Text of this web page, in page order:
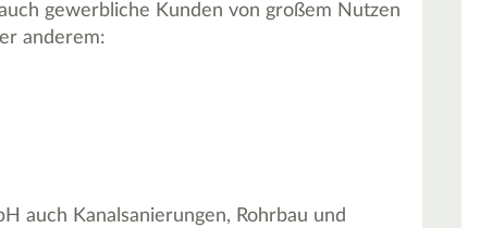
gewerbliche Kunden von großem Nutzen
anderem:
auch Kanalsanierungen, Rohrbau und